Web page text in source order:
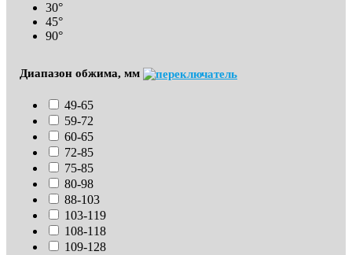
30°
45°
90°
Диапазон обжима, мм
49-65
59-72
60-65
72-85
75-85
80-98
88-103
103-119
108-118
109-128